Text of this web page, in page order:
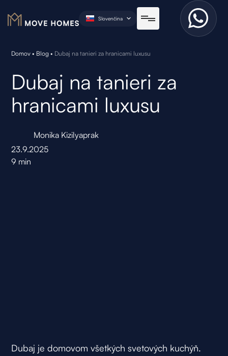
Slovenčina
Domov • Blog • Dubaj na tanieri za hranicami luxusu
Dubaj na tanieri za
hranicami luxusu
Monika Kizilyaprak
23.9.2025
9 min
Dubaj je domovom všetkých svetových kuchýň.